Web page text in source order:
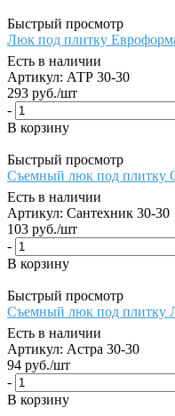
Быстрый просмотр
Люк под плитку
Есть в наличии
Артикул: АТР 30-30
293 руб./шт
-
В корзину
Быстрый просмотр
Cъемный люк под плитку
Есть в наличии
Артикул: Сантехник 30-30
103 руб./шт
-
В корзину
Быстрый просмотр
Съемный люк под плитку
Есть в наличии
Артикул: Астра 30-30
94 руб./шт
-
В корзину